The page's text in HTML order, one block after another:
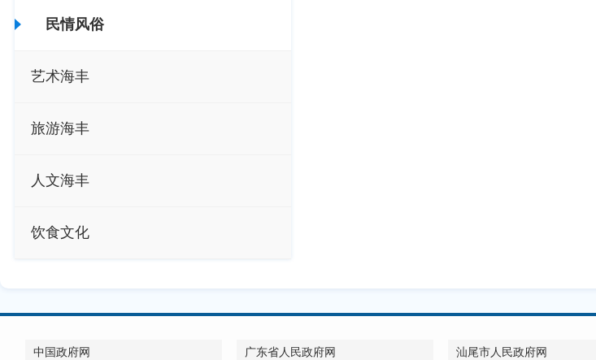
民情风俗
艺术海丰
旅游海丰
人文海丰
饮食文化
中国政府网 广东省人民政府网 汕尾市人民政府网